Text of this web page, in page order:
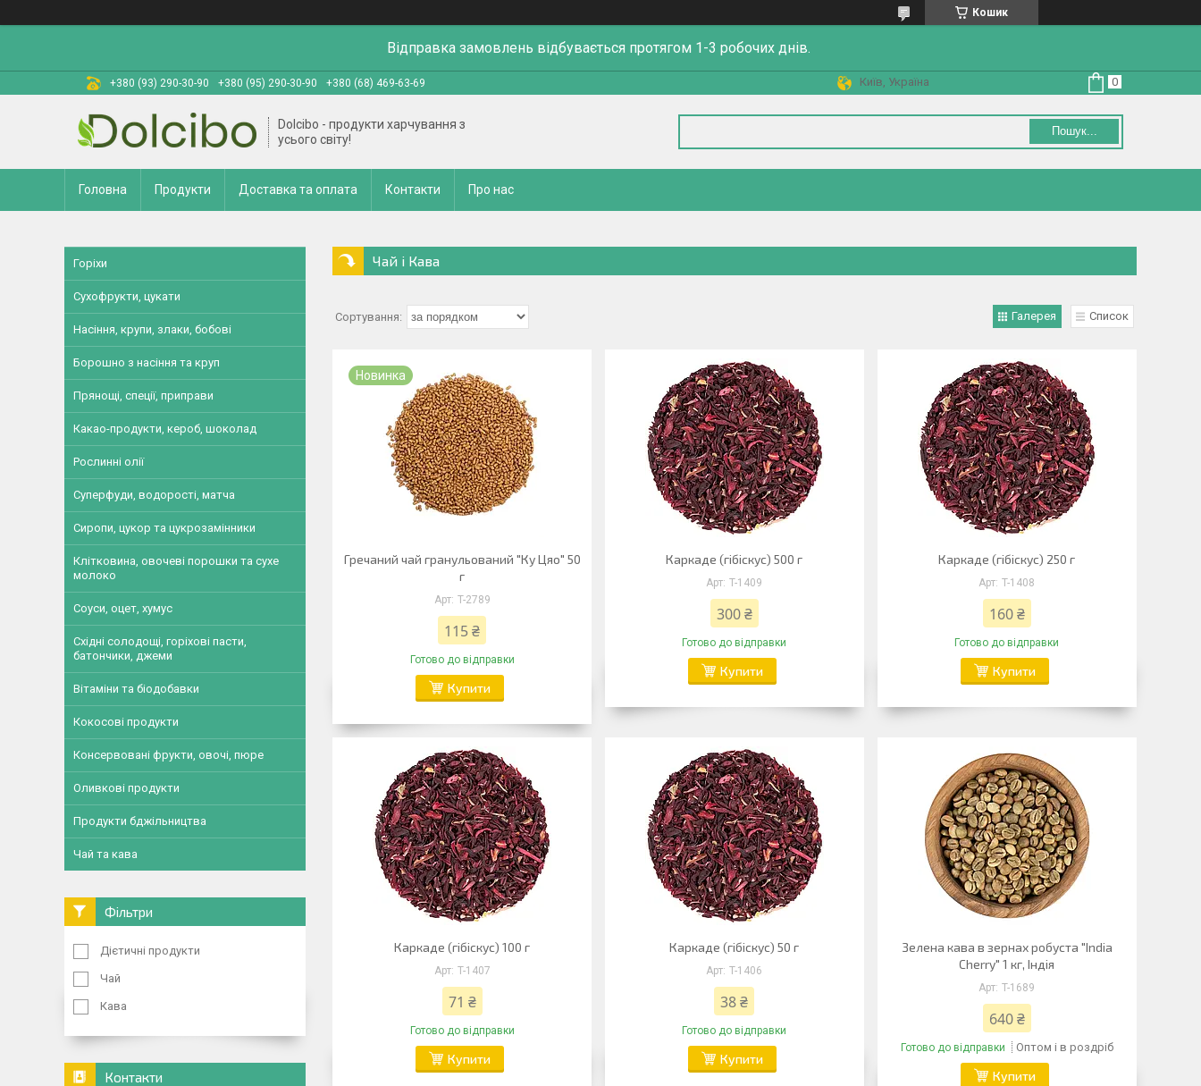
Кошик
Відправка замовлень відбувається протягом 1-3 робочих днів.
+380 (93) 290-30-90 +380 (95) 290-30-90 +380 (68) 469-63-69 Київ, Україна
Dolcibo - продукти харчування з
усього світу!
Пошук...
Головна Продукти Доставка та оплата Контакти Про нас
Чай і Кава
Галерея Список
Новинка
Гречаний чай гранульований "Ку Цяо" 50
г
T-2789
115 ₴
Готово до відправки
Купити
Каркаде (гібіскус) 500 г
T-1409
300 ₴
Готово до відправки
Купити
Каркаде (гібіскус) 250 г
T-1408
160 ₴
Готово до відправки
Купити
Каркаде (гібіскус) 100 г
T-1407
71 ₴
Готово до відправки
Купити
Каркаде (гібіскус) 50 г
T-1406
38 ₴
Готово до відправки
Купити
Зелена кава в зернах робуста "India
Cherry" 1 кг, Індія
T-1689
640 ₴
Готово до відправки Оптом і в роздріб
Купити
Горіхи
Сухофрукти, цукати
Насіння, крупи, злаки, бобові
Борошно з насіння та круп
Прянощі, спеції, приправи
Какао-продукти, кероб, шоколад
Рослинні олії
Суперфуди, водорості, матча
Сиропи, цукор та цукрозамінники
Клітковина, овочеві порошки та сухе
молоко
Соуси, оцет, хумус
Східні солодощі, горіхові пасти,
батончики, джеми
Вітаміни та біодобавки
Кокосові продукти
Консервовані фрукти, овочі, пюре
Оливкові продукти
Продукти бджільництва
Чай та кава
Фільтри
Дієтичні продукти
Чай
Кава
Контакти